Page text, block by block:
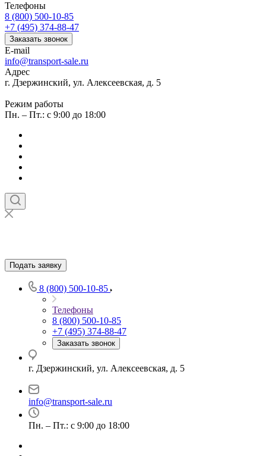
Телефоны
8 (800) 500-10-85
+7 (495) 374-88-47
Заказать звонок
E-mail
info@transport-sale.ru
Адрес
г. Дзержинский, ул. Алексеевская, д. 5
Режим работы
Пн. – Пт.: с 9:00 до 18:00
Подать заявку
8 (800) 500-10-85
Телефоны
8 (800) 500-10-85
+7 (495) 374-88-47
Заказать звонок
г. Дзержинский, ул. Алексеевская, д. 5
info@transport-sale.ru
Пн. – Пт.: с 9:00 до 18:00